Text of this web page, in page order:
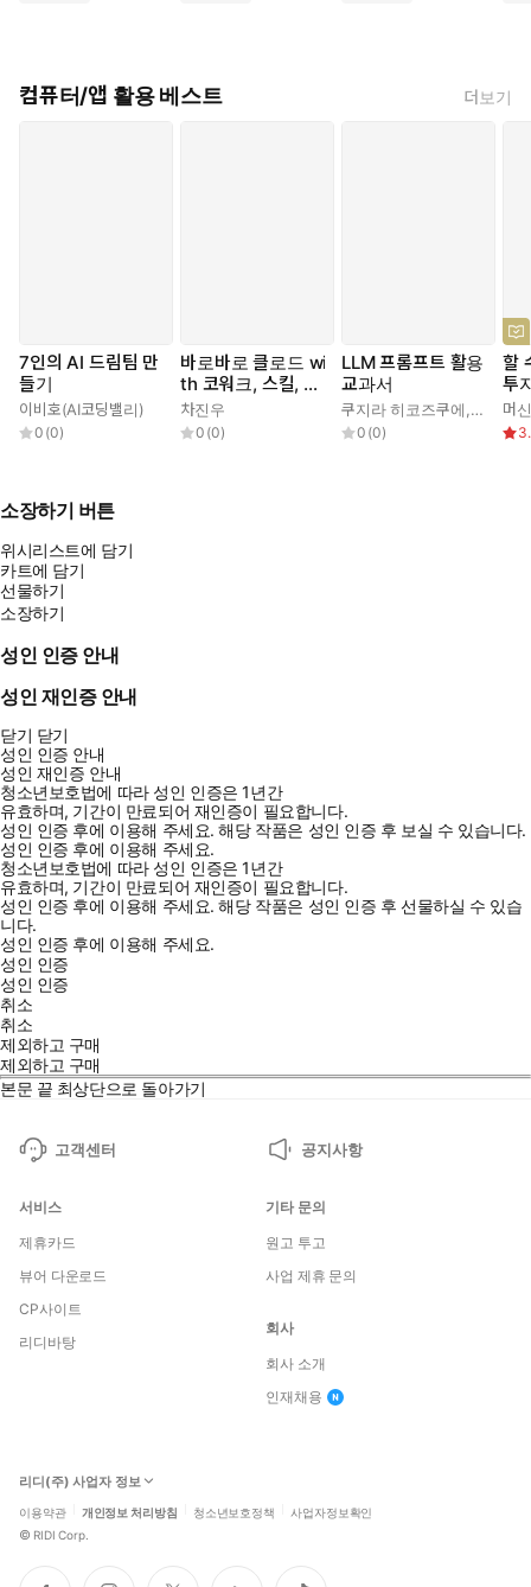
컴퓨터/앱 활용 베스트 더보기
7인의 AI 드림팀 만
들기
이비호(AI코딩밸리)
0 (0)
바로바로 클로드 wi
th 코워크, 스킬, 클
로드 코드, 디자인
차진우
0 (0)
LLM 프롬프트 활용
교과서
쿠지라 히코즈쿠에 김성훈
0 (0)
할
투
머
소장하기 버튼
위시리스트에 담기
카트에 담기
선물하기
소장하기
성인 인증 안내
성인 재인증 안내
닫기 닫기
성인 인증 안내
성인 재인증 안내
청소년보호법에 따라 성인 인증은 1년간
유효하며, 기간이 만료되어 재인증이 필요합니다.
성인 인증 후에 이용해 주세요.해당 작품은 성인 인증 후 보실 수 있습니다.
성인 인증 후에 이용해 주세요.
청소년보호법에 따라 성인 인증은 1년간
유효하며, 기간이 만료되어 재인증이 필요합니다.
성인 인증 후에 이용해 주세요.해당 작품은 성인 인증 후 선물하실 수 있습
니다.
성인 인증 후에 이용해 주세요.
성인 인증
성인 인증
취소
취소
제외하고 구매
제외하고 구매
본문 끝 최상단으로 돌아가기
고객센터 공지사항
서비스
제휴카드
뷰어 다운로드
CP사이트
리디바탕
기타 문의
원고 투고
사업 제휴 문의
회사
회사 소개
인재채용
리디(주) 사업자 정보
이용약관 개인정보 처리방침 청소년보호정책 사업자정보확인
© RIDI Corp.